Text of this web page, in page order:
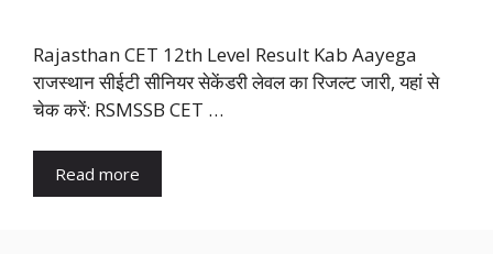
Rajasthan CET 12th Level Result Kab Aayega
राजस्थान सीईटी सीनियर सेकेंडरी लेवल का रिजल्ट जारी, यहां से
चेक करें: RSMSSB CET …
Read more